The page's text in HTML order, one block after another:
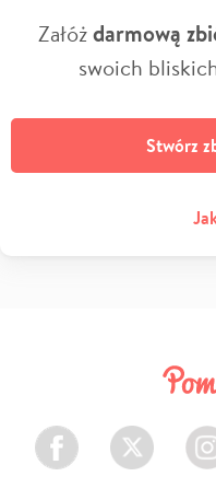
Załóżdarmową
swoich
Stwórz
Facebook Twitter